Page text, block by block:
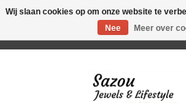
Wij slaan cookies op om onze website te
Nee
Meer over